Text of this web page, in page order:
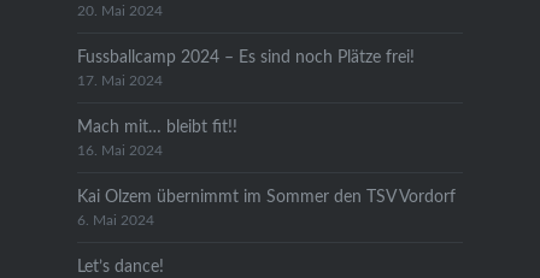
20. Mai 2024
Fussballcamp 2024 – Es sind noch Plätze frei!
17. Mai 2024
Mach mit… bleibt fit!!
16. Mai 2024
Kai Olzem übernimmt im Sommer den TSV Vordorf
6. Mai 2024
Let’s dance!